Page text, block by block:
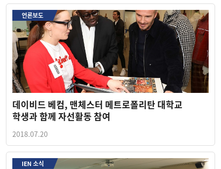
언론보도
데이비드 베컴, 맨체스터 메트로폴리탄 대학교
학생과 함께 자선활동 참여
2018.07.20
IEN 소식